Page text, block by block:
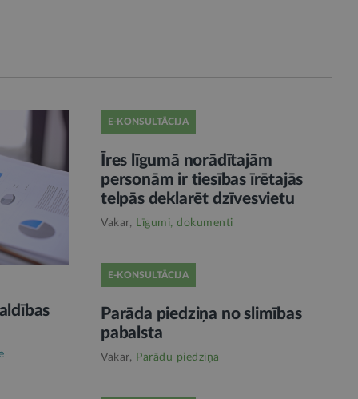
E-KONSULTĀCIJA
Īres līgumā norādītajām
personām ir tiesības īrētajās
telpās deklarēt dzīvesvietu
Vakar, Līgumi, dokumenti
E-KONSULTĀCIJA
Parāda piedziņa no slimības
pabalsta
Vakar, Parādu piedziņa